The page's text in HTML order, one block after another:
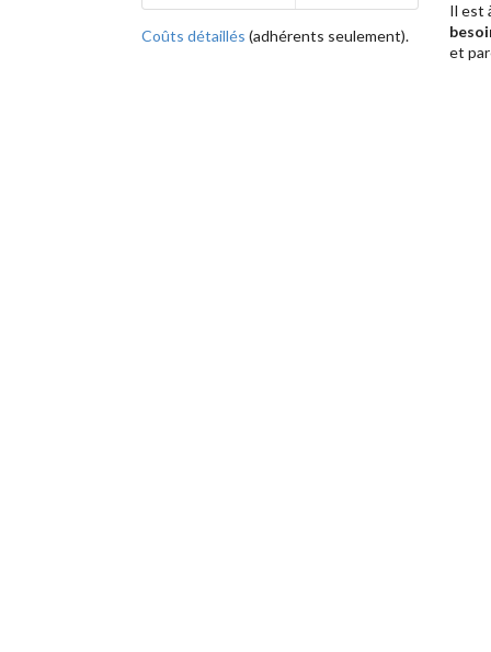
Coûts détaillés (adhérents seulement).
Il est
et